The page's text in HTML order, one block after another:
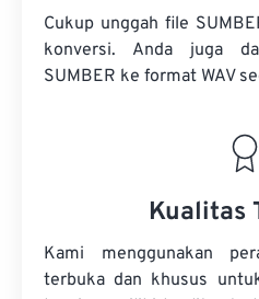
Cukup unggah file
konversi. Anda juga
SUMBER ke format WAV
Kualitas
Kami menggunakan
terbuka dan khusus